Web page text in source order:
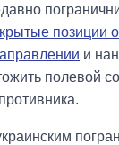
позиции
и
полевой